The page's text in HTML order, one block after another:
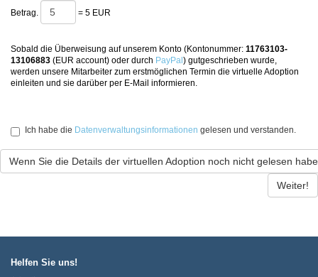
Betrag.
= 5 EUR
Sobald die Überweisung auf unserem Konto (Kontonummer: 11763103-
13106883 (EUR account) oder durch PayPal ) gutgeschrieben wurde,
werden unsere Mitarbeiter zum erstmöglichen Termin die virtuelle Adoption
einleiten und sie darüber per E-Mail informieren.
Ich habe die Datenverwaltungsinformationen gelesen und verstanden.
Wenn Sie die Details der virtuellen Adoption noch nicht gelesen
Helfen Sie uns!